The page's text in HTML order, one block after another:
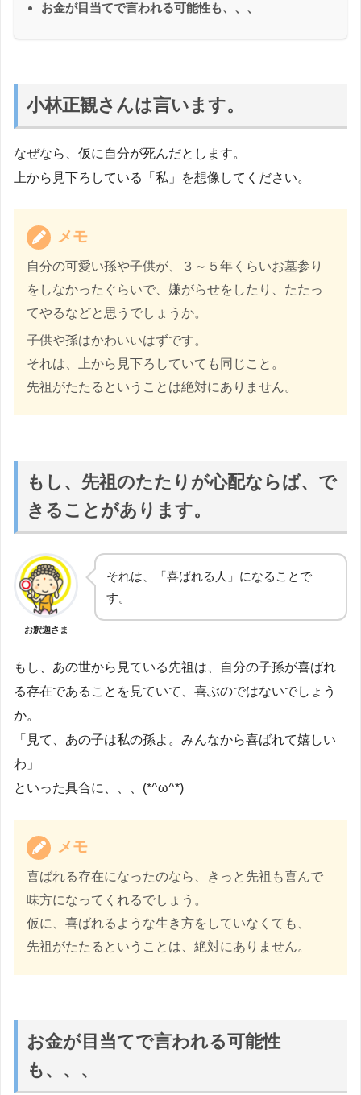
お金が目当てで言われる可能性も、、、
小林正観さんは言います。
なぜなら、仮に自分が死んだとします。
上から見下ろしている「私」を想像してください。
メモ
自分の可愛い孫や子供が、３～５年くらいお墓参り
をしなかったぐらいで、嫌がらせをしたり、たたっ
てやるなどと思うでしょうか。
子供や孫はかわいいはずです。
それは、上から見下ろしていても同じこと。
先祖がたたるということは絶対にありません。
もし、先祖のたたりが心配ならば、で
きることがあります。
お釈迦さま
それは、「喜ばれる人」になることで
す。
もし、あの世から見ている先祖は、自分の子孫が喜ばれ
る存在であることを見ていて、喜ぶのではないでしょう
か。
「見て、あの子は私の孫よ。みんなから喜ばれて嬉しい
わ」
といった具合に、、、(*^ω^*)
メモ
喜ばれる存在になったのなら、きっと先祖も喜んで
味方になってくれるでしょう。
仮に、喜ばれるような生き方をしていなくても、
先祖がたたるということは、絶対にありません。
お金が目当てで言われる可能性
も、、、